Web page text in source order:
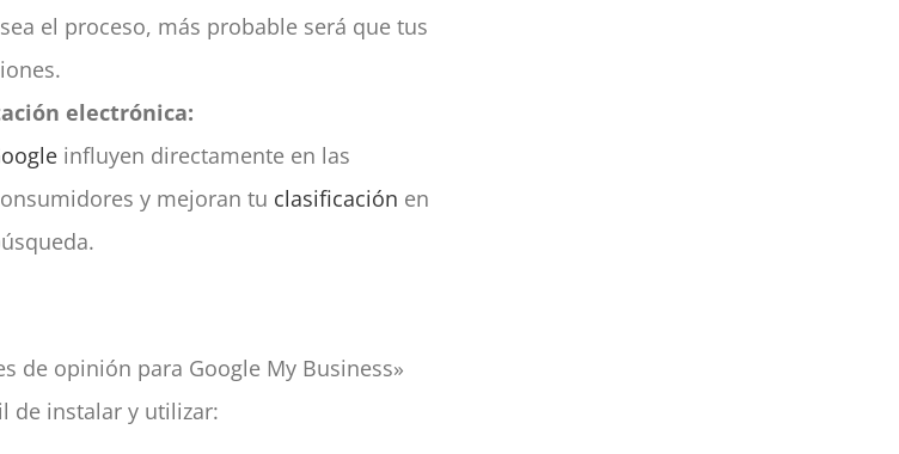
el proceso, más probable será que tus
electrónica:
influyen directamente en las
y mejoran tu clasificación en
de opinión para Google My Business»
de instalar y utilizar: